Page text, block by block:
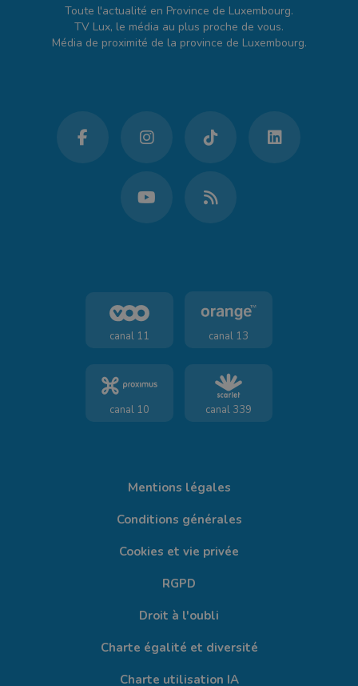
Toute l'actualité en Province de Luxembourg.
TV Lux, le média au plus proche de vous.
Média de proximité de la province de Luxembourg.
canal 11 canal 13
canal 10 canal 339
Mentions légales
Conditions générales
Cookies et vie privée
RGPD
Droit à l'oubli
Charte égalité et diversité
Charte utilisation IA